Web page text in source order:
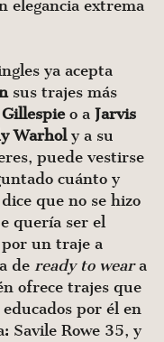
elegancia extrema
ya acepta
sus trajes más
o a Jarvis
Warholy a su
puede vestirse
cuánto y
que no se hizo
quería ser el
un traje a
de ready to weara
ofrece trajes que
por él en
Savile Rowe 35, y